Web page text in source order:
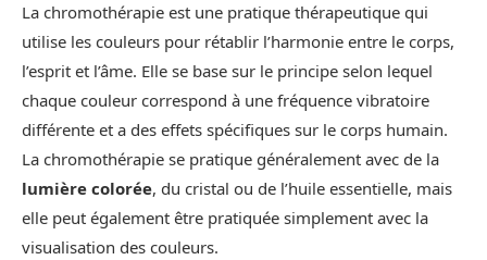
La chromothérapie est une pratique thérapeutique qui
utilise les couleurs pour rétablir l’harmonie entre le corps,
l’esprit et l’âme. Elle se base sur le principe selon lequel
chaque couleur correspond à une fréquence vibratoire
différente et a des effets spécifiques sur le corps humain.
La chromothérapie se pratique généralement avec de la
lumière colorée, du cristal ou de l’huile essentielle, mais
elle peut également être pratiquée simplement avec la
visualisation des couleurs.